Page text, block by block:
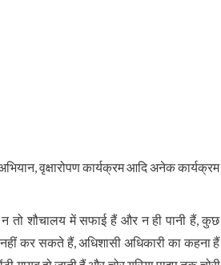
वृक्षारोपण कार्यक्रम आदि अनेक कार्यक्रम
तो शौचालय में सफाई हैं और न ही पानी हैं, कुछ
कर सकते हैं, अधिशासी अधिकारी का कहना हैं